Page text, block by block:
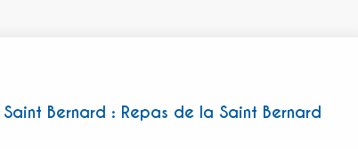
Bernard : Repas de la Saint Bernard